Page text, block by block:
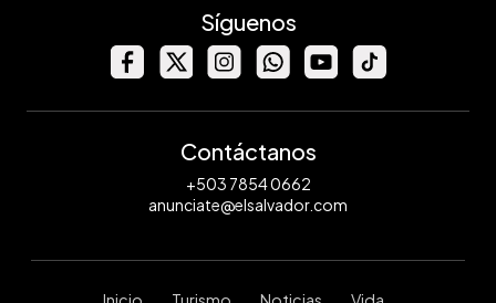
Síguenos
Contáctanos
+503 7854 0662
anunciate@elsalvador.com